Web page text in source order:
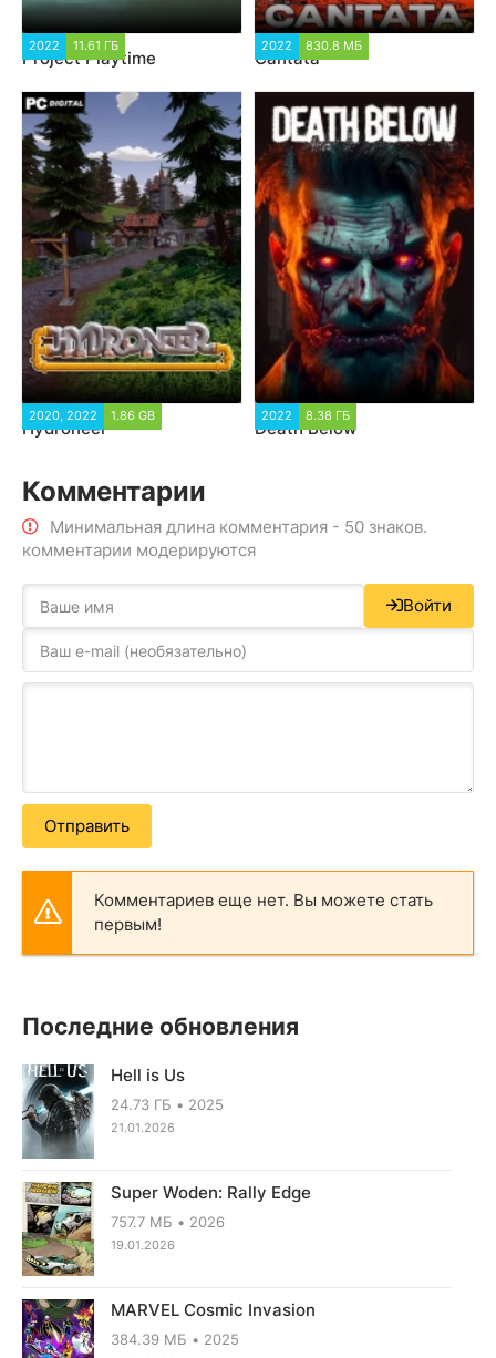
2022 11.61 ГБ
Project Playtime
2022 830.8 МБ
Cantata
2020, 2022 1.86 GB
Hydroneer
2022 8.38 ГБ
Death Below
Комментарии
Минимальная длина комментария - 50 знаков.
комментарии модерируются
Войти
Отправить
Комментариев еще нет. Вы можете стать
первым!
Последние обновления
Hell is Us
24.73 ГБ 2025
21.01.2026
Super Woden: Rally Edge
757.7 МБ 2026
19.01.2026
MARVEL Cosmic Invasion
384.39 МБ 2025